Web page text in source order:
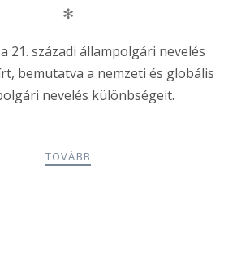
✻
21. századi állampolgári nevelés
bemutatva a nemzeti és globális
nevelés különbségeit.
TOVÁBB